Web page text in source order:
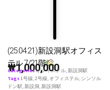
(25.04.21)新設洞駅オフィス
テル 7/21階
₩1,000,000
Categoriesオフィステル,新設洞駅
Tags1号線,2号線, オフィステル, シンソル
ドン駅,新設洞,新設洞駅